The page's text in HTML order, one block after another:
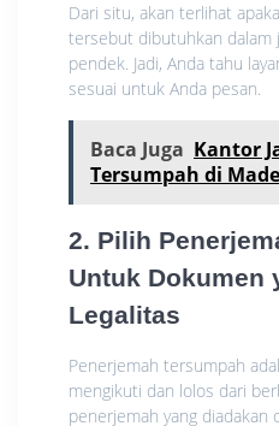
Dari situ, akan terlihat
tersebut dibutuhkan dalam
pendek. Jadi, Anda tahu
sesuai untuk Anda pesan.
Baca Juga Kantor
Tersumpah di Made
2. Pilih
Untuk Dokumen
Legalitas
Penerjemah tersumpah
mengikuti dan lolos dari
penerjemah yang diadakan